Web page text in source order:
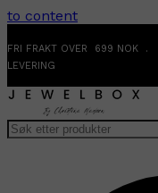
to content
FRI FRAKT OVER 699 NOK
LEVERING